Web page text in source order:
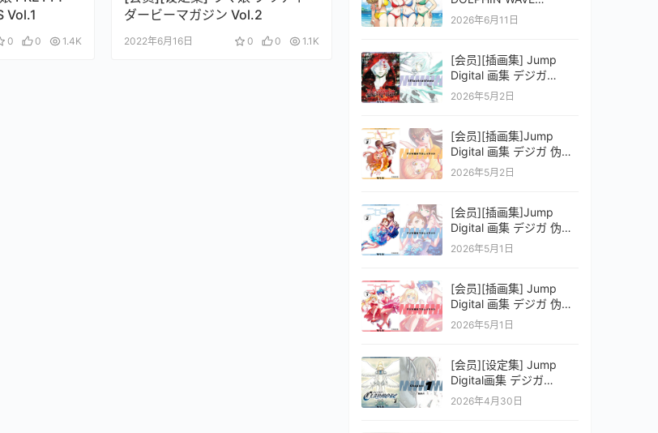
Vol.1
0 0 1.4K
ダービーマガジン Vol.2
2022年6月16日 0 0 1.1K
OFFICIAL VISUAL
2026年6月11日
[会员][插画集] Jump
Digital 画集 デジガ
D.Gray-man
2026年5月2日
[会员][插画集]Jump
Digital 画集 デジガ 伪恋
ニセコイ 3
2026年5月2日
[会员][插画集]Jump
Digital 画集 デジガ 伪恋
ニセコイ 2
2026年5月1日
[会员][插画集] Jump
Digital 画集 デジガ 伪恋
ニセコイ 1
2026年5月1日
[会员][设定集] Jump
Digital画集 デジガ
CLAYMORE 2
2026年4月30日